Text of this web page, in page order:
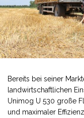
Bereits bei seiner
landwirtschaftlichen
Unimog U 530 große
und maximaler